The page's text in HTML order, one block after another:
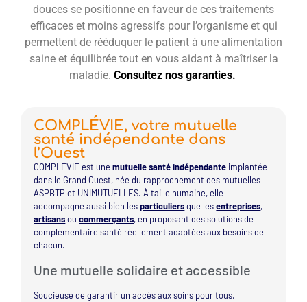
douces se positionne en faveur de ces traitements
efficaces et moins agressifs pour l’organisme et qui
permettent de rééduquer le patient à une alimentation
saine et équilibrée tout en vous aidant à maîtriser la
maladie. Consultez nos garanties.
COMPLÉVIE, votre mutuelle
santé indépendante dans
l’Ouest
COMPLÉVIE est unemutuelle santé indépendante implantée
dans le Grand Ouest, née du rapprochement des mutuelles
ASPBTP et UNIMUTUELLES. À taille humaine, elle
accompagne aussi bien lesparticuliersque lesentreprises,
artisansoucommerçants, en proposant des solutions de
complémentaire santé réellement adaptées aux besoins de
chacun.
Une mutuelle solidaire et accessible
Soucieuse de garantir un accès aux soins pour tous,